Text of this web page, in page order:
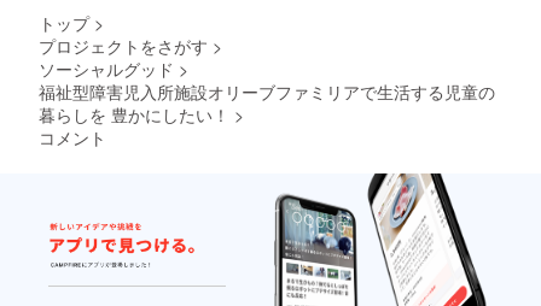
トップ >
プロジェクトをさがす >
ソーシャルグッド >
福祉型障害児入所施設オリーブファミリアで生活する児童の
暮らしを 豊かにしたい！ >
コメント